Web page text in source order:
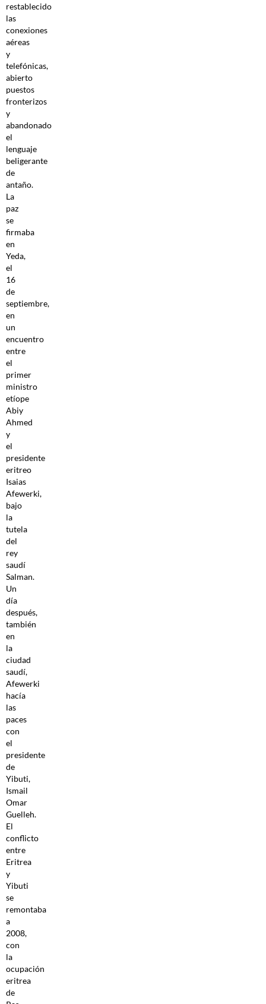
restablecido
las
conexiones
aéreas
y
telefónicas,
abierto
puestos
fronterizos
y
abandonado
el
lenguaje
beligerante
de
antaño.
La
paz
se
firmaba
en
Yeda,
el
16
de
septiembre,
en
un
encuentro
entre
el
primer
ministro
etíope
Abiy
Ahmed
y
el
presidente
eritreo
Isaias
Afewerki,
bajo
la
tutela
del
rey
saudí
Salman.
Un
día
después,
también
en
la
ciudad
saudí,
Afewerki
hacía
las
paces
con
el
presidente
de
Yibuti,
Ismail
Omar
Guelleh.
El
conflicto
entre
Eritrea
y
Yibuti
se
remontaba
a
2008,
con
la
ocupación
eritrea
de